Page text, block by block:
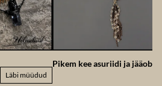
Läbi müüdud
Pikem kee asuriidi ja